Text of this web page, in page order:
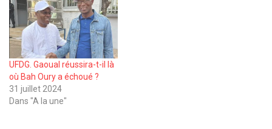
UFDG. Gaoual réussira-t-il là
où Bah Oury a échoué ?
31 juillet 2024
Dans "A la une"